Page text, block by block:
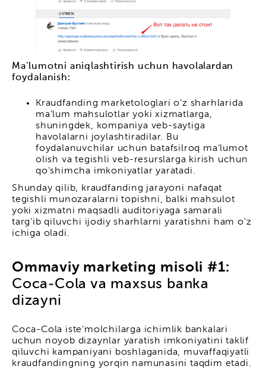
Ma'lumotni aniqlashtirish uchun havolalardan
foydalanish:
Kraudfanding marketologlari o'z sharhlarida
ma'lum mahsulotlar yoki xizmatlarga,
shuningdek, kompaniya veb-saytiga
havolalarni joylashtiradilar. Bu
foydalanuvchilar uchun batafsilroq ma'lumot
olish va tegishli veb-resurslarga kirish uchun
qo'shimcha imkoniyatlar yaratadi.
Shunday qilib, kraudfanding jarayoni nafaqat
tegishli munozaralarni topishni, balki mahsulot
yoki xizmatni maqsadli auditoriyaga samarali
targ'ib qiluvchi ijodiy sharhlarni yaratishni ham o'z
ichiga oladi.
Ommaviy marketing misoli #1:
Coca-Cola va maxsus banka
dizayni
Coca-Cola iste'molchilarga ichimlik bankalari
uchun noyob dizaynlar yaratish imkoniyatini taklif
qiluvchi kampaniyani boshlaganida, muvaffaqiyatli
kraudfandingning yorqin namunasini taqdim etadi.